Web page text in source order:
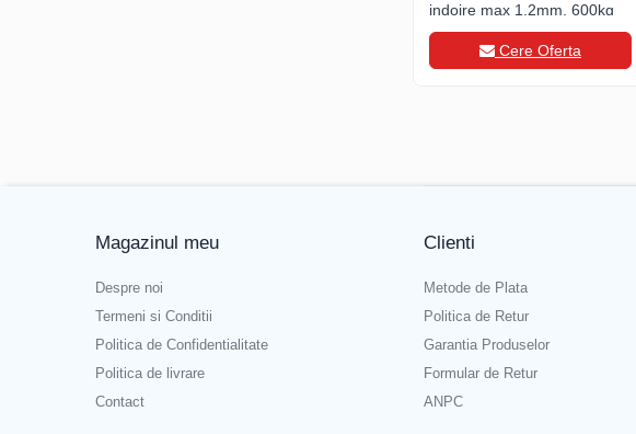
Jgheaburi si burlane din otel
Accesorii sistem click
Sorturi, coame, dolii
Ferestre de mansarda
indoire max 1,2mm, 600kg
Cere Oferta
Magazinul meu
Despre noi
Termeni si Conditii
Politica de Confidentialitate
Politica de livrare
Contact
Clienti
Metode de Plata
Politica de Retur
Garantia Produselor
Formular de Retur
ANPC